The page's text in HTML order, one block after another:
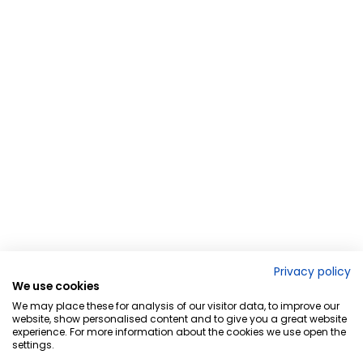
Privacy policy
We use cookies
We may place these for analysis of our visitor data, to improve our
website, show personalised content and to give you a great website
experience. For more information about the cookies we use open the
settings.